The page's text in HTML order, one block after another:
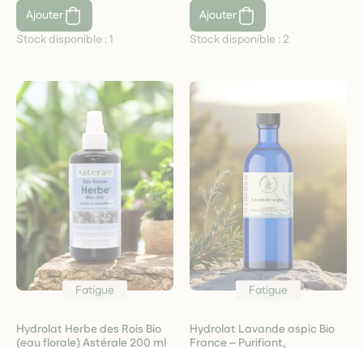
Ajouter
Stock disponible :1
Ajouter
Stock disponible : 2
Fatigue
Hydrolat Herbe des Rois Bio
(eau florale) Astérale 200 ml
Fatigue
Hydrolat Lavande aspic Bio
France – Purifiant,